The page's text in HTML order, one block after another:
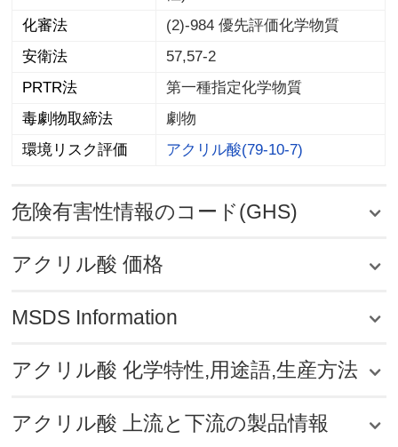
化審法
(2)-984 優先評価化学物質
安衛法
57,57-2
PRTR法
第一種指定化学物質
毒劇物取締法
劇物
環境リスク評価
アクリル酸(79-10-7)
危険有害性情報のコード(GHS)
アクリル酸 価格
MSDS Information
アクリル酸 化学特性,用途語,生産方法
アクリル酸 上流と下流の製品情報